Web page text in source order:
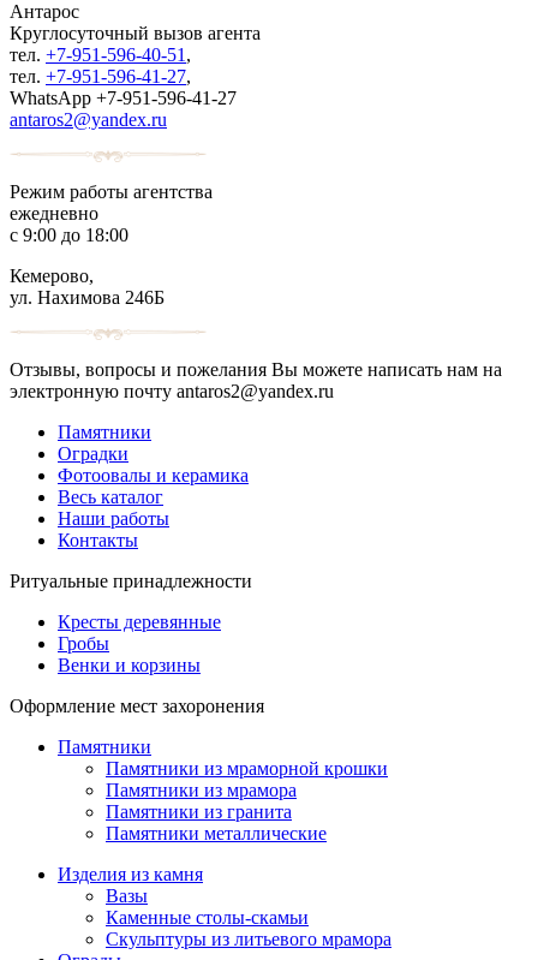
Антарос
Круглосуточный вызов агента
тел. +7-951-596-40-51 ,
тел. +7-951-596-41-27,
WhatsApp +7-951-596-41-27
antaros2@yandex.ru
Режим работы агентства
ежедневно
с 9:00 до 18:00
Кемерово,
ул. Нахимова 246Б
Отзывы, вопросы и пожелания Вы можете написать нам на
электронную почту antaros2@yandex.ru
Памятники
Оградки
Фотоовалы и керамика
Весь каталог
Наши работы
Контакты
Ритуальные принадлежности
Кресты деревянные
Гробы
Венки и корзины
Оформление мест захоронения
Памятники
Памятники из мраморной крошки
Памятники из мрамора
Памятники из гранита
Памятники металлические
Изделия из камня
Вазы
Каменные столы-скамьи
Скульптуры из литьевого мрамора